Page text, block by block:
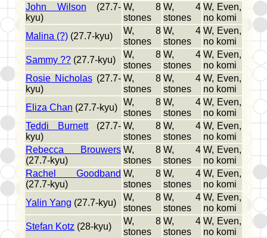
John Wilson (27.7-
kyu)
W, 8
stones
W, 4
stones
W, Even,
no komi
Malina (?) (27.7-kyu)
W, 8
stones
W, 4
stones
W, Even,
no komi
Sammy ?? (27.7-kyu)
W, 8
stones
W, 4
stones
W, Even,
no komi
Rosie Nicholas (27.7-
kyu)
W, 8
stones
W, 4
stones
W, Even,
no komi
Eliza Chan (27.7-kyu)
W, 8
stones
W, 4
stones
W, Even,
no komi
Teddi Burnett(27.7-
kyu)
W, 8
stones
W, 4
stones
W, Even,
no komi
Rebecca Brouwers
(27.7-kyu)
W, 8
stones
W, 4
stones
W, Even,
no komi
Rachel Goodband
(27.7-kyu)
W, 8
stones
W, 4
stones
W, Even,
no komi
Yalin Yang (27.7-kyu)
W, 8
stones
W, 4
stones
W, Even,
no komi
Stefan Kotz (28-kyu)
W, 8
stones
W, 4
stones
W, Even,
no komi